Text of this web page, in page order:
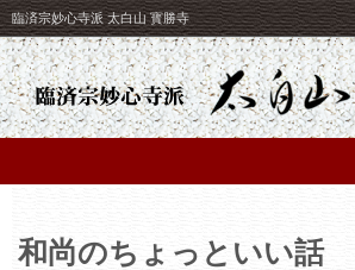
臨済宗妙心寺派 太白山 寳勝寺
和尚のちょっといい話